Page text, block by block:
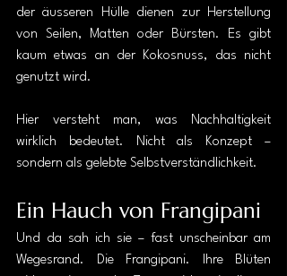
der äusseren Hülle dienen zur Herstellung
von Seilen, Matten oder Bürsten. Es gibt
kaum etwas an der Kokosnuss, das nicht
genutzt wird.
Hier versteht man, was Nachhaltigkeit
wirklich bedeutet. Nicht als Konzept –
sondern als gelebte Selbstverständlichkeit.
Ein Hauch von Frangipani
Und da sah ich sie – fast unscheinbar am
Wegesrand. Die Frangipani. Ihre Blüten